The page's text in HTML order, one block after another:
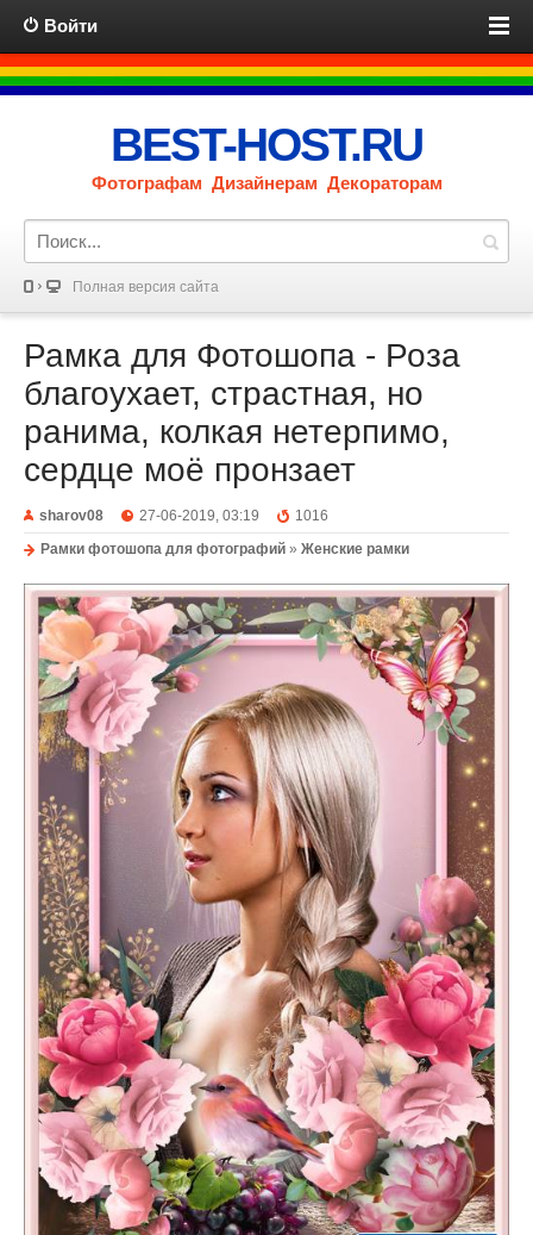
Войти
BEST-HOST.RU
Фотографам Дизайнерам Декораторам
Полная версия сайта
Рамка для Фотошопа - Роза
благоухает, страстная, но
ранима, колкая нетерпимо,
сердце моё пронзает
sharov08 27-06-2019, 03:19
1016
Рамки фотошопа для фотографий » Женские рамки